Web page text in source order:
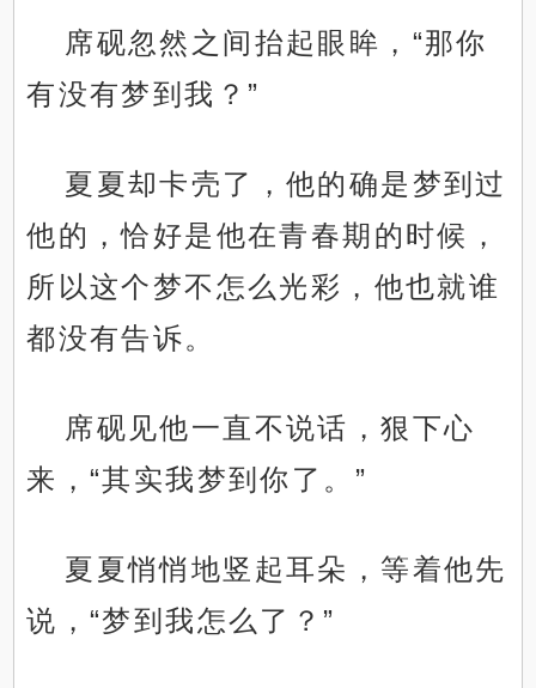
席砚忽然之间抬起眼眸，“那你
有没有梦到我？”
夏夏却卡壳了，他的确是梦到过
他的，恰好是他在青春期的时候，
所以这个梦不怎么光彩，他也就谁
都没有告诉。
席砚见他一直不说话，狠下心
来，“其实我梦到你了。”
夏夏悄悄地竖起耳朵，等着他先
说，“梦到我怎么了？”